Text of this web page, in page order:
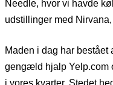
Needle, hvor vi havde
udstillinger med
Maden i dag har bestået
gengæld hjalp Yelp.com
i vores kvarter. Stedet